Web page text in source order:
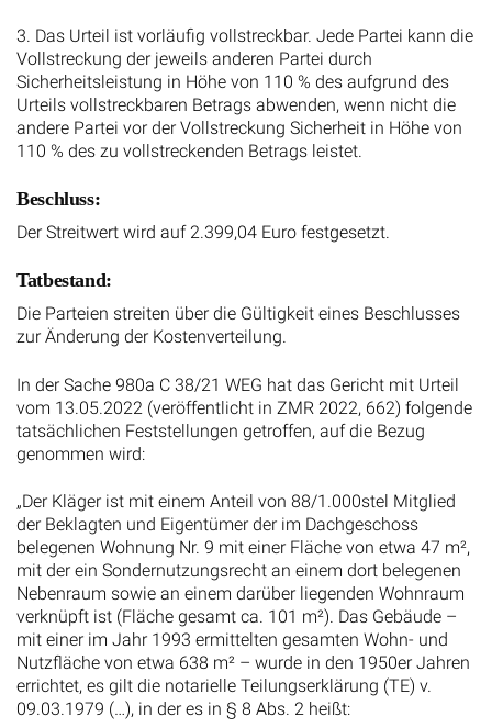
3. Das Urteil ist vorläufig vollstreckbar. Jede Partei kann die
Vollstreckung der jeweils anderen Partei durch
Sicherheitsleistung in Höhe von 110 % des aufgrund des
Urteils vollstreckbaren Betrags abwenden, wenn nicht die
andere Partei vor der Vollstreckung Sicherheit in Höhe von
110 % des zu vollstreckenden Betrags leistet.
Beschluss:
Der Streitwert wird auf 2.399,04 Euro festgesetzt.
Tatbestand:
Die Parteien streiten über die Gültigkeit eines Beschlusses
zur Änderung der Kostenverteilung.
In der Sache 980a C 38/21 WEG hat das Gericht mit Urteil
vom 13.05.2022 (veröffentlicht in ZMR 2022, 662) folgende
tatsächlichen Feststellungen getroffen, auf die Bezug
genommen wird:
„Der Kläger ist mit einem Anteil von 88/1.000stel Mitglied
der Beklagten und Eigentümer der im Dachgeschoss
belegenen Wohnung Nr. 9 mit einer Fläche von etwa 47 m²,
mit der ein Sondernutzungsrecht an einem dort belegenen
Nebenraum sowie an einem darüber liegenden Wohnraum
verknüpft ist (Fläche gesamt ca. 101 m²). Das Gebäude –
mit einer im Jahr 1993 ermittelten gesamten Wohn- und
Nutzfläche von etwa 638 m² – wurde in den 1950er Jahren
errichtet, es gilt die notarielle Teilungserklärung (TE) v.
09.03.1979 (…), in der es in § 8 Abs. 2 heißt: